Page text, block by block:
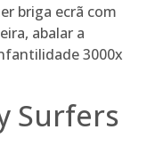
briga ecrã com
abalar a
3000x
Surfers